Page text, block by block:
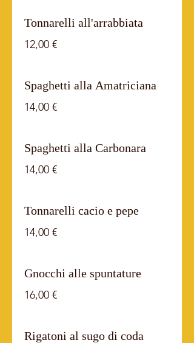
Tonnarelli all'arrabbiata
12,00 €
Spaghetti alla Amatriciana
14,00 €
Spaghetti alla Carbonara
14,00 €
Tonnarelli cacio e pepe
14,00 €
Gnocchi alle spuntature
16,00 €
Rigatoni al sugo di coda